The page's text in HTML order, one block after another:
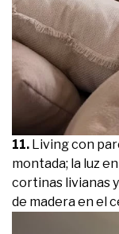
11. Living con
montada; la luz
cortinas livianas
de madera en el